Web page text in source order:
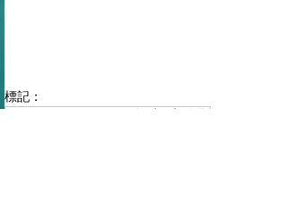
標記：
C92: Ma Wang Qin | 馬興瑞王毅秦剛